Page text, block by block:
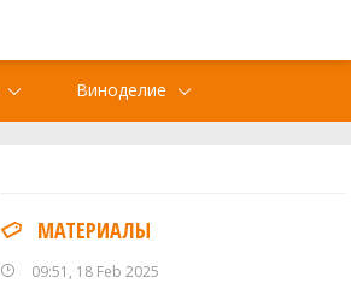
Виноделие
МАТЕРИАЛЫ
09:51, 18 Feb 2025